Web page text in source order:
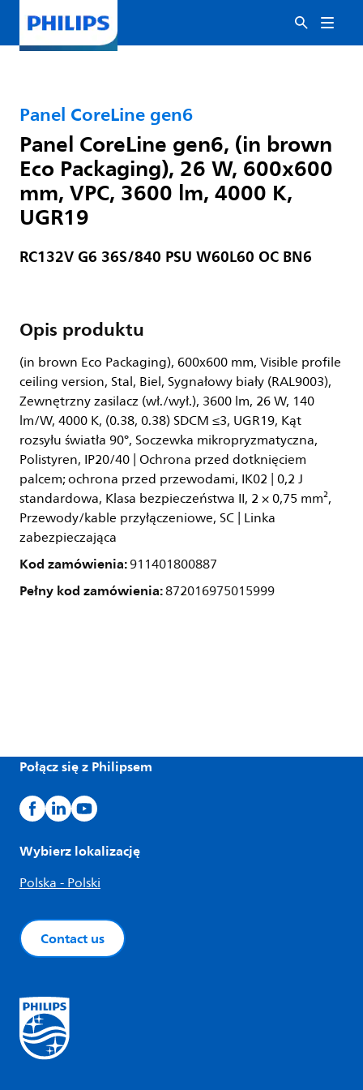
Panel CoreLine gen6
Panel CoreLine gen6, (in brown
Eco Packaging), 26 W, 600x600
mm, VPC, 3600 lm, 4000 K,
UGR19
RC132V G6 36S/840 PSU W60L60 OC BN6
Opis produktu
(in brown Eco Packaging), 600x600 mm, Visible profile
ceiling version, Stal, Biel, Sygnałowy biały (RAL9003),
Zewnętrzny zasilacz (wł./wył.), 3600 lm, 26 W, 140
lm/W, 4000 K, (0.38, 0.38) SDCM ≤3, UGR19, Kąt
rozsyłu światła 90°, Soczewka mikropryzmatyczna,
Polistyren, IP20/40 | Ochrona przed dotknięciem
palcem; ochrona przed przewodami, IK02 | 0,2 J
standardowa, Klasa bezpieczeństwa II, 2 × 0,75 mm²,
Przewody/kable przyłączeniowe, SC | Linka
zabezpieczająca
Kod zamówienia:911401800887
Pełny kod zamówienia:872016975015999
Połącz się z Philipsem
Wybierz lokalizację
Polska - Polski
Contact us